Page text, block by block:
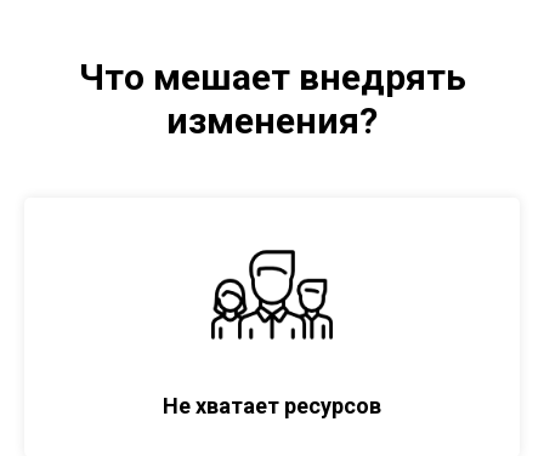
Что мешает внедрять
изменения?
Не хватает ресурсов